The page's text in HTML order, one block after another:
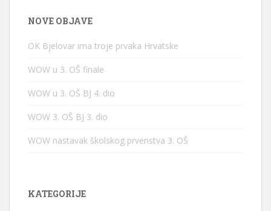
NOVE OBJAVE
OK Bjelovar ima troje prvaka Hrvatske
WOW u 3. OŠ finale
WOW u 3. OŠ BJ 4. dio
WOW 3. OŠ BJ 3. dio
WOW nastavak školskog prvenstva 3. OŠ
KATEGORIJE